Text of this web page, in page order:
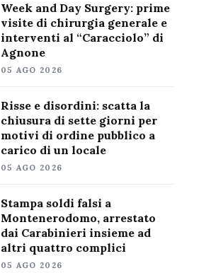
Week and Day Surgery: prime
visite di chirurgia generale e
interventi al “Caracciolo” di
Agnone
05 AGO 2026
Risse e disordini: scatta la
chiusura di sette giorni per
motivi di ordine pubblico a
carico di un locale
05 AGO 2026
Stampa soldi falsi a
Montenerodomo, arrestato
dai Carabinieri insieme ad
altri quattro complici
05 AGO 2026